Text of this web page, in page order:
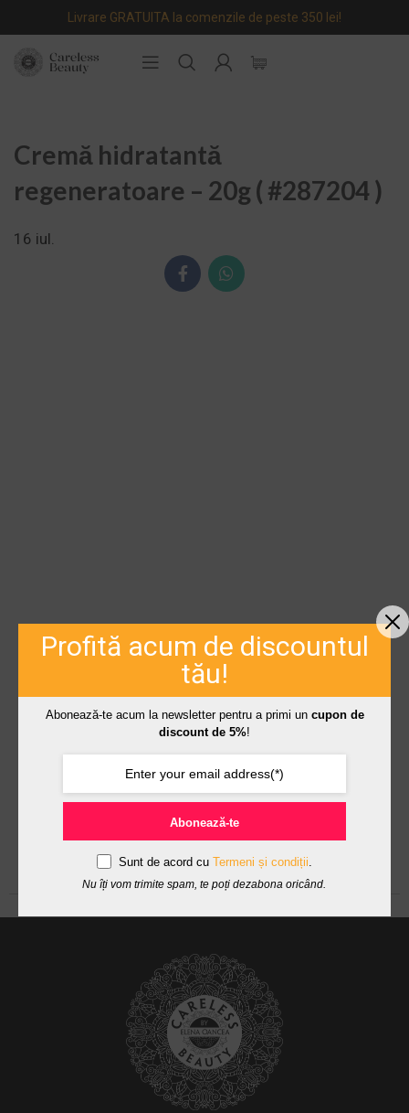
Livrare GRATUITA la comenzile de peste 350 lei!
Cremă hidratantă
regeneratoare – 20g ( #287204 )
16 iul.
Profită acum de discountul
tău!
Abonează-te acum la newsletter pentru a primi un cupon de
discount de 5%!
Abonează-te
Sunt de acord cu Termeni și condiții.
Nu îți vom trimite spam, te poți dezabona oricând.